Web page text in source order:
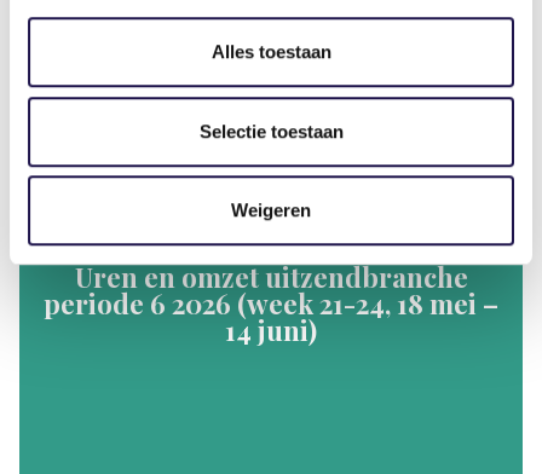
Alles toestaan
Selectie toestaan
Weigeren
en de omzet nam toe met 4%, in vergelijking met
dezelfde periode vorig jaar.
Uren en omzet uitzendbranche
periode 6 2026 (week 21-24, 18 mei –
14 juni)